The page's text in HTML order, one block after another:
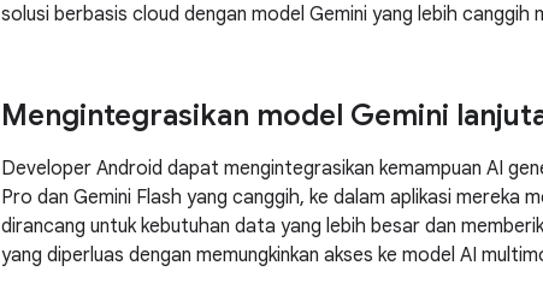
solusi berbasis cloud dengan model Gemini yang lebih canggih
Mengintegrasikan model Gemini
Developer Android dapat mengintegrasikan kemampuan AI
Pro dan Gemini Flash yang canggih, ke dalam aplikasi mereka
dirancang untuk kebutuhan data yang lebih besar dan
yang diperluas dengan memungkinkan akses ke model AI